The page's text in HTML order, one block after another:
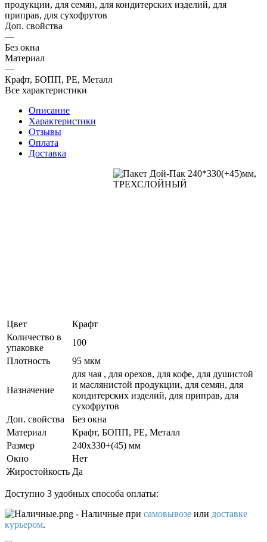
продукции, для семян, для кондитерских изделий, для
приправ, для сухофрутов
Доп. свойства
—
Без окна
Материал
—
Крафт, БОПП, PE, Металл
Все характеристики
Описание
Характеристики
Отзывы
Оплата
Доставка
Цвет
Крафт
Количество в
упаковке
100
Плотность
95 мкм
Назначение
для чая , для орехов, для кофе, для душистой
и маслянистой продукции, для семян, для
кондитерских изделий, для приправ, для
сухофрутов
Доп. свойства
Без окна
Материал
Крафт, БОПП, PE, Металл
Размер
240x330+(45) мм
Окно
Нет
Жиростойкость Да
Доступно 3 удобных способа оплаты:
- Наличные при самовывозе или доставке
курьером.